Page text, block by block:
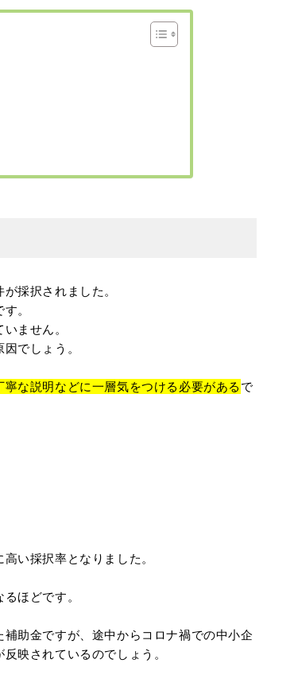
採択されました。
。
ません。
でしょう。
な説明などに一層気をつける必要がある で
い採択率となりました。
ほどです。
助金ですが、途中からコロナ禍での中小企
映されているのでしょう。